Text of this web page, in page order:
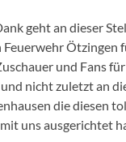
geht an dieser
Ötzingen
und Fans
nicht zuletzt an
die diesen
uns ausgerichtet